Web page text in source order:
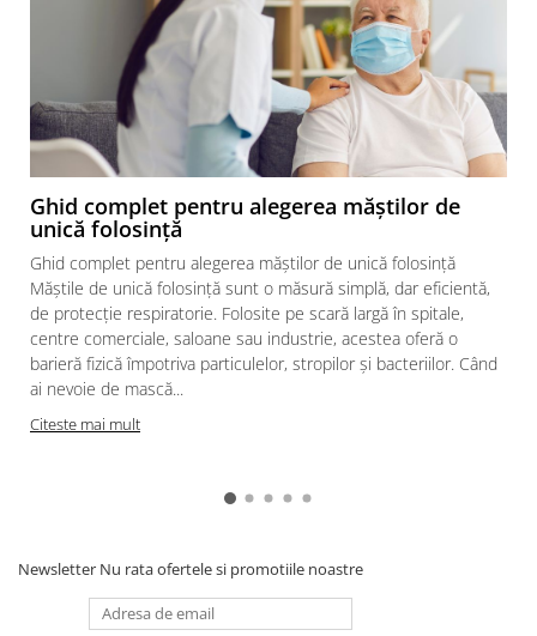
Servicii verificare echipamente
ARTICOLE TEHNICE SI PRIM AJUTOR
DETECTIE SI SEMNALIZARE
UNICĂ FOLOSINȚĂ
Mănuși Unică Folosință
Mânecuțe | Cotiere Unică
Folosință
Acoperitori Încălțăminte Unică
Folosință
Acoperitori Cap Unică Folosință
Măști Unică Folosință
Halate | Jachete Unică Folosință
Combinezoane | Pantaloni Unică
Folosință
SCULE & MATERIALE
Scule și unelte
Ghid complet pentru alegerea măștilor de
unică folosință
Ghid complet pentru alegerea măștilor de unică folosință
Măștile de unică folosință sunt o măsură simplă, dar eficientă,
de protecție respiratorie. Folosite pe scară largă în spitale,
centre comerciale, saloane sau industrie, acestea oferă o
barieră fizică împotriva particulelor, stropilor și bacteriilor. Când
ai nevoie de mască...
Citeste mai mult
Newsletter Nu rata ofertele si promotiile noastre